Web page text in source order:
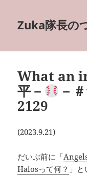
Zuka隊長の
What an
平－
－
2129
(2023.9.21)
だいぶ前に「
Halosって何？ 」